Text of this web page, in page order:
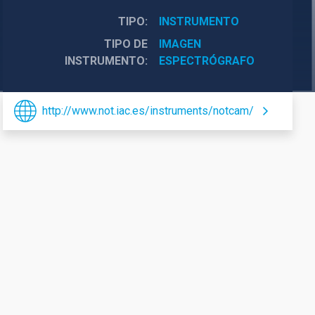
TIPO
INSTRUMENTO
TIPO DE
INSTRUMENTO
IMAGEN
ESPECTRÓGRAFO
http://www.not.iac.es/instruments/notcam/